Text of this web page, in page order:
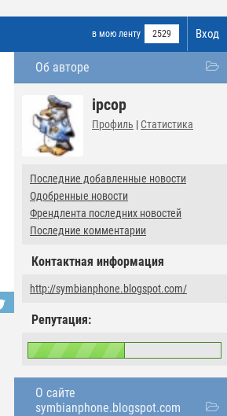
Вход
в мою ленту 2529
Об авторе
ipcop
Профиль | Статистика
Последние добавленные новости
Одобренные новости
Френдлента последних новостей
Последние комментарии
Контактная информация
http://symbianphone.blogspot.com/
Репутация:
О сайте
symbianphone.blogspot.com